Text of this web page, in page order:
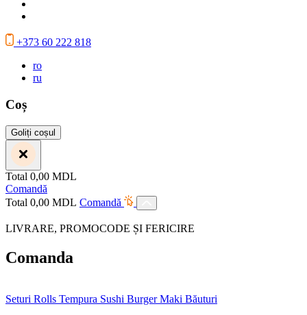
+373 60 222 818
ro
ru
Coș
Goliți coșul
Total 0,00 MDL
Comandă
Total 0,00 MDL Comandă
LIVRARE, PROMOCODE ȘI FERICIRE
Comanda
Seturi Rolls Tempura Sushi BurgerMaki Băuturi